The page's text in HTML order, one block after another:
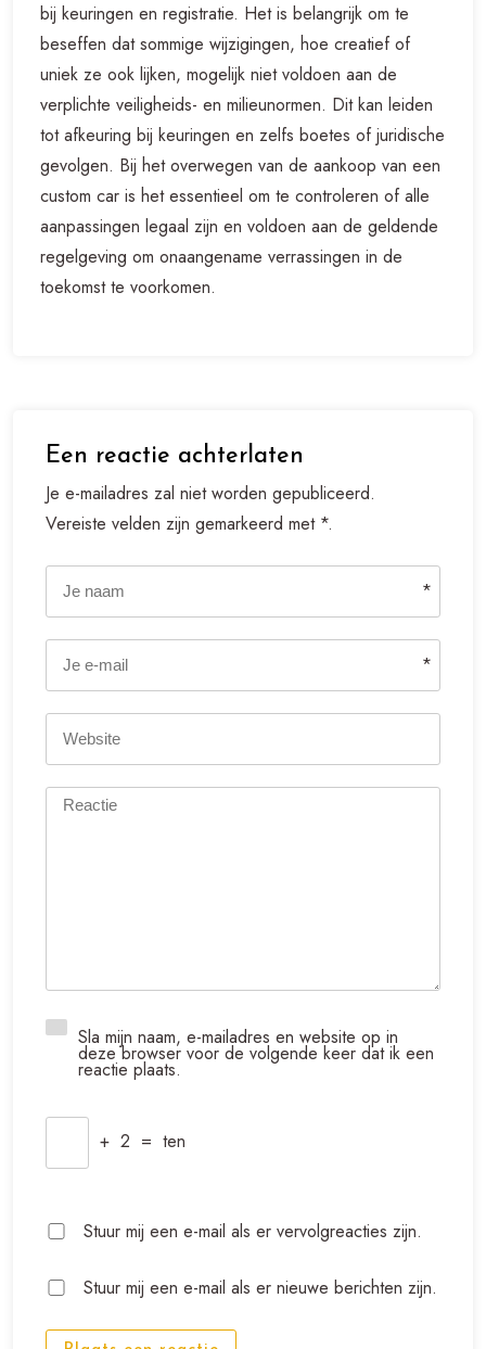
bij keuringen en registratie. Het is belangrijk om te
beseffen dat sommige wijzigingen, hoe creatief of
uniek ze ook lijken, mogelijk niet voldoen aan de
verplichte veiligheids- en milieunormen. Dit kan leiden
tot afkeuring bij keuringen en zelfs boetes of juridische
gevolgen. Bij het overwegen van de aankoop van een
custom car is het essentieel om te controleren of alle
aanpassingen legaal zijn en voldoen aan de geldende
regelgeving om onaangename verrassingen in de
toekomst te voorkomen.
Een reactie achterlaten
Je e-mailadres zal niet worden gepubliceerd.
Vereiste velden zijn gemarkeerd met *.
*
*
Sla mijn naam, e-mailadres en website op in
deze browser voor de volgende keer dat ik een
reactie plaats.
+ 2 = ten
Stuur mij een e-mail als er vervolgreacties zijn.
Stuur mij een e-mail als er nieuwe berichten zijn.